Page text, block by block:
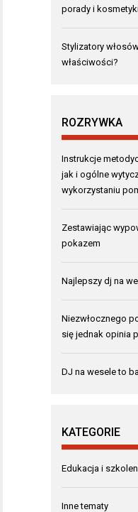
porady i
Stylizatory
właściwości?
ROZRYWKA
Instrukcje
jak i ogólne
wykorzystaniu
Zestawiając
pokazem
Najlepszy dj na
Niezwłocznego
się jednak opinia
DJ na wesele to
KATEGORIE
Edukacja i
Inne tematy